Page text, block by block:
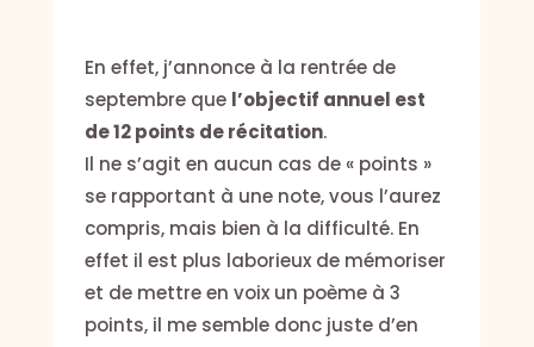
En effet, j’annonce à la rentrée de
septembre que l’objectif annuel est
de 12 points de récitation.
Il ne s’agit en aucun cas de « points »
se rapportant à une note, vous l’aurez
compris, mais bien à la difficulté. En
effet il est plus laborieux de mémoriser
et de mettre en voix un poème à 3
points, il me semble donc juste d’en